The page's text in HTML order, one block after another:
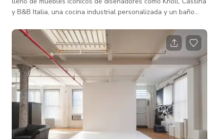
y B&B Italia, una cocina industrial personalizada y un baño
un espacio verdaderamente único y ya ha sido escenario para
sesiones con Vans, Chanel y Nike. También es ideal para
reuniones íntimas y talleres creativos. El loft funciona
especialmente bien para sesiones de moda y redes sociales.
Por favor, t